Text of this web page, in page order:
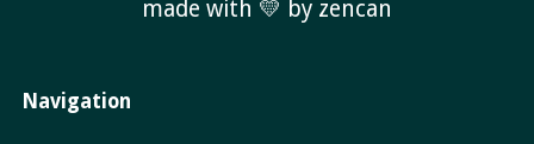
made with 💛 by zencan
Navigation